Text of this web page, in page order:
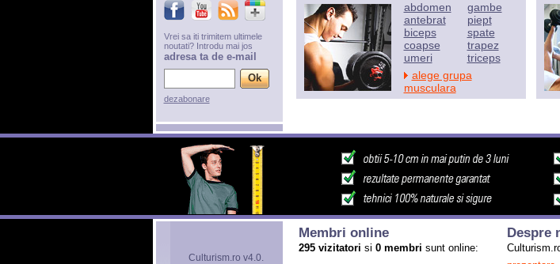
abdomen
antebrat
biceps
coapse
umeri
gambe
piept
spate
trapez
triceps
alege grupa
musculara
Vrei sa iti trimitem ultimele
noutati? Introdu mai jos
adresa ta de e-mail
dezabonare
Culturism.ro v4.0.
Membri online
295 vizitatori si 0 membri sunt online:
Despre